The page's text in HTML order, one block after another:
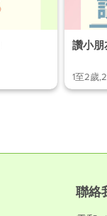
讚小朋
1至2歲
聯絡